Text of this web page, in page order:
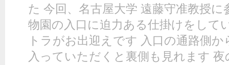
た 今回、名古屋大学 遠藤守准教授
物園の入口に迫力ある仕掛けをして
トラがお出迎えです 入口の通路側
入っていただくと裏側も見れます